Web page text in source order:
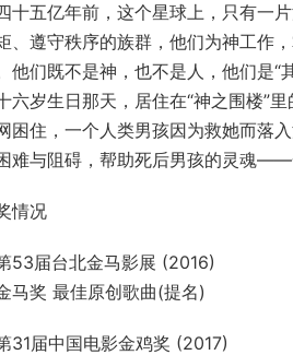
五亿年前，这个星球上，只有一片
、遵守秩序的族群，他们为神工作
他们既不是神，也不是人，他们是“其
岁生日那天，居住在“神之围楼”里
困住，一个人类男孩因为救她而落
难与阻碍，帮助死后男孩的灵魂——
情况
届台北金马影展 (2016)
奖 最佳原创歌曲(提名)
届中国电影金鸡奖 (2017)